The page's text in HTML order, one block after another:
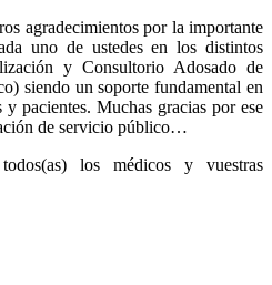
agradecimientos por la importante
uno de ustedes en los distintos
y Consultorio Adosado de
siendo un soporte fundamental en
pacientes. Muchas gracias por ese
de servicio público…
los médicos y vuestras